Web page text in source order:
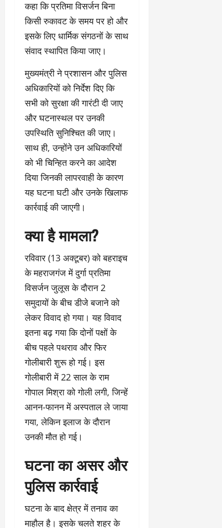
कहा कि प्रतिमा विसर्जन बिना
किसी रुकावट के समय पर हो और
इसके लिए धार्मिक संगठनों के साथ
संवाद स्थापित किया जाए।
मुख्यमंत्री ने प्रशासन और पुलिस
अधिकारियों को निर्देश दिए कि
सभी को सुरक्षा की गारंटी दी जाए
और घटनास्थल पर उनकी
उपस्थिति सुनिश्चित की जाए।
साथ ही, उन्होंने उन अधिकारियों
को भी चिन्हित करने का आदेश
दिया जिनकी लापरवाही के कारण
यह घटना घटी और उनके खिलाफ
कार्रवाई की जाएगी।
क्या है मामला?
रविवार (13 अक्टूबर) को बहराइच
के महराजगंज में दुर्गा प्रतिमा
विसर्जन जुलूस के दौरान 2
समुदायों के बीच डीजे बजाने को
लेकर विवाद हो गया। यह विवाद
इतना बढ़ गया कि दोनों पक्षों के
बीच पहले पथराव और फिर
गोलीबारी शुरू हो गई। इस
गोलीबारी में 22 साल के राम
गोपाल मिश्रा को गोली लगी, जिन्हें
आनन-फानन में अस्पताल ले जाया
गया, लेकिन इलाज के दौरान
उनकी मौत हो गई।
घटना का असर और
पुलिस कार्रवाई
घटना के बाद क्षेत्र में तनाव का
माहौल है। इसके चलते शहर के